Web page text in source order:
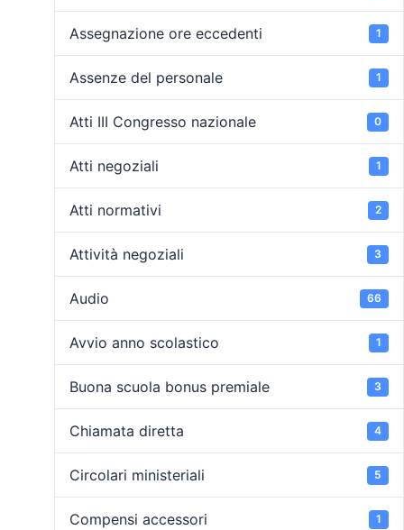
Assegnazione ore eccedenti 1
Assenze del personale 1
Atti III Congresso nazionale 0
Atti negoziali 1
Atti normativi 2
Attività negoziali 3
Audio 66
Avvio anno scolastico 1
Buona scuola bonus premiale 3
Chiamata diretta 4
Circolari ministeriali 5
Compensi accessori 1